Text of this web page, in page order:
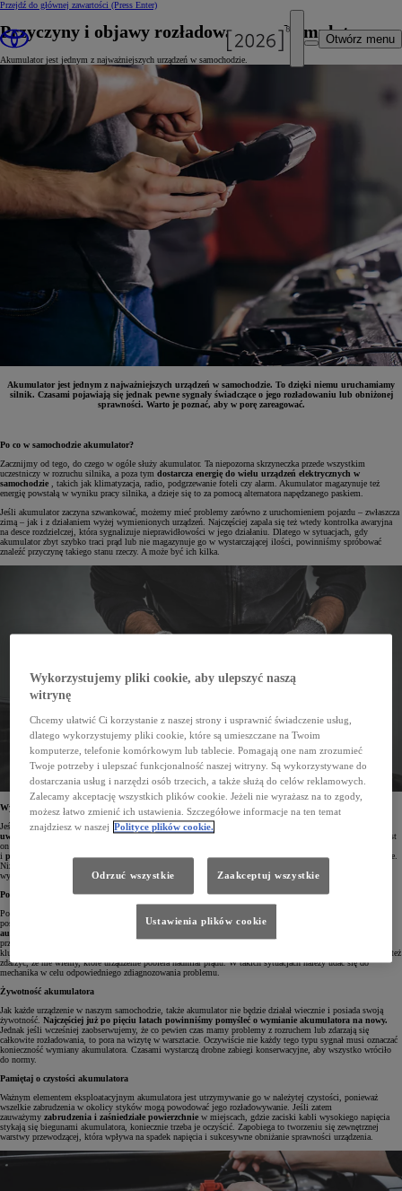
Przejdź do głównej zawartości (Press Enter)
Otwórz menu
Przyczyny i objawy rozładowanego akumulatora
Akumulator jest jednym z najważniejszych urządzeń w samochodzie.
Akumulator jest jednym z najważniejszych urządzeń w samochodzie. To dzięki niemu uruchamiamy
silnik. Czasami pojawiają się jednak pewne sygnały świadczące o jego rozładowaniu lub obniżonej
sprawności. Warto je poznać, aby w porę zareagować.
Po co w samochodzie akumulator?
Zacznijmy od tego, do czego w ogóle służy akumulator. Ta niepozorna skrzyneczka przede wszystkim
uczestniczy w rozruchu silnika, a poza tym dostarcza energię do wielu urządzeń elektrycznych w
samochodzie , takich jak klimatyzacja, radio, podgrzewanie foteli czy alarm. Akumulator magazynuje też
energię powstałą w wyniku pracy silnika, a dzieje się to za pomocą alternatora napędzanego paskiem.
Jeśli akumulator zaczyna szwankować, możemy mieć problemy zarówno z uruchomieniem pojazdu – zwłaszcza
zimą – jak i z działaniem wyżej wymienionych urządzeń. Najczęściej zapala się też wtedy kontrolka awaryjna
na desce rozdzielczej, która sygnalizuje nieprawidłowości w jego działaniu. Dlatego w sytuacjach, gdy
akumulator zbyt szybko traci prąd lub nie magazynuje go w wystarczającej ilości, powinniśmy spróbować
znaleźć przyczynę takiego stanu rzeczy. A może być ich kilka.
Wybór złego akumulatora
Jeśli nie posiadamy fabrycznie zamontowanego akumulatora, lecz jest on już wymieniany, to
uwagę na jego parametry.
Bardzo często bowiem przyczyną rozładowanego akumulatora może być to, że jest
on po prostu źle dobrany do wymagań danego pojazdu. W tym celu zaglądamy do instrukcji obsługi
i porównujemy pojemność i prąd rozruchu. Pamiętajmy, że wartości te powinny być dokładnie takie same.
Niższa pojemność od zalecanej skutkuje problemami z porannym uruchamianiem samochodu, natomiast
wyższa – powoduje brak jego doładowywania i w efekcie stopniowe obniżanie sprawności.
Pobór prądu przez inne urządzenia
Powodem rozładowanego akumulatora mogą być także sytuacje, w których prąd jest pobierany w czasie
postoju. Najbardziej prozaiczną przyczyną jest oczywiściepozostawienie włączonych świateł czy sprzętu
audio
przypominania o wyłączeniu świateł w czasie postoju. Jeśli jednak jakiś sprzęt jest aktywny po wyjęciu
kluczyka ze stacyjki, to możemy być pewni, że rano uruchomienie samochodu będzie niemożliwe. Może się też
zdarzyć, że nie wiemy, które urządzenie pobiera nadmiar prądu. W takich sytuacjach należy udać się do
mechanika w celu odpowiedniego zdiagnozowania problemu.
Żywotność akumulatora
Jak każde urządzenie w naszym samochodzie, także akumulator nie będzie działał wiecznie i posiada swoją
żywotność. Najczęściej już po pięciu latach powinniśmy pomyśleć o wymianie akumulatora na nowy.
Jednak jeśli wcześniej zaobserwujemy, że co pewien czas mamy problemy z rozruchem lub zdarzają się
całkowite rozładowania, to pora na wizytę w warsztacie. Oczywiście nie każdy tego typu sygnał musi oznaczać
konieczność wymiany akumulatora. Czasami wystarczą drobne zabiegi konserwacyjne, aby wszystko wróciło
do normy.
Pamiętaj o czystości akumulatora
Ważnym elementem eksploatacyjnym akumulatora jest utrzymywanie go w należytej czystości, ponieważ
wszelkie zabrudzenia w okolicy styków mogą powodować jego rozładowywanie. Jeśli zatem
zauważymy zabrudzenia i zaśniedziałe powierzchnie w miejscach, gdzie zaciski kabli wysokiego napięcia
stykają się biegunami akumulatora, koniecznie trzeba je oczyścić. Zapobiega to tworzeniu się zewnętrznej
warstwy przewodzącej, która wpływa na spadek napięcia i sukcesywne obniżanie sprawności urządzenia.
Wykorzystujemy pliki cookie, aby ulepszyć naszą
witrynę
Chcemy ułatwić Ci korzystanie z naszej strony i usprawnić świadczenie usług,
dlatego wykorzystujemy pliki cookie, które są umieszczane na Twoim
komputerze, telefonie komórkowym lub tablecie. Pomagają one nam zrozumieć
Twoje potrzeby i ulepszać funkcjonalność naszej witryny. Są wykorzystywane do
dostarczania usług i narzędzi osób trzecich, a także służą do celów reklamowych.
Zalecamy akceptację wszystkich plików cookie. Jeżeli nie wyrażasz na to zgody,
możesz łatwo zmienić ich ustawienia. Szczegółowe informacje na ten temat
znajdziesz w naszej Polityce plików cookie.
Odrzuć wszystkie Zaakceptuj wszystkie
Ustawienia plików cookie